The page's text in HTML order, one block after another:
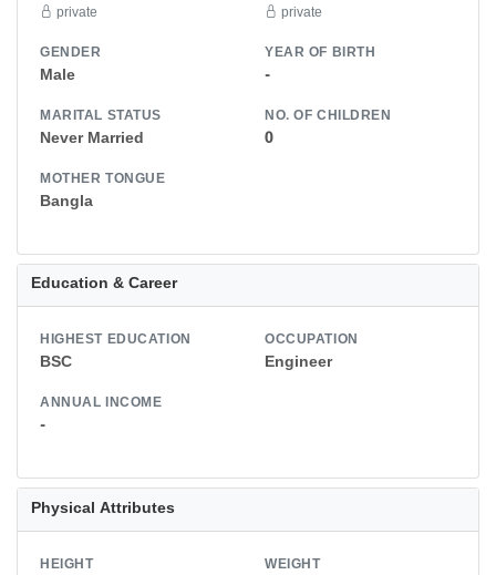
private
private
GENDER
Male
YEAR OF BIRTH
-
MARITAL STATUS
Never Married
NO. OF CHILDREN
0
MOTHER TONGUE
Bangla
Education & Career
HIGHEST EDUCATION
BSC
OCCUPATION
Engineer
ANNUAL INCOME
-
Physical Attributes
HEIGHT WEIGHT